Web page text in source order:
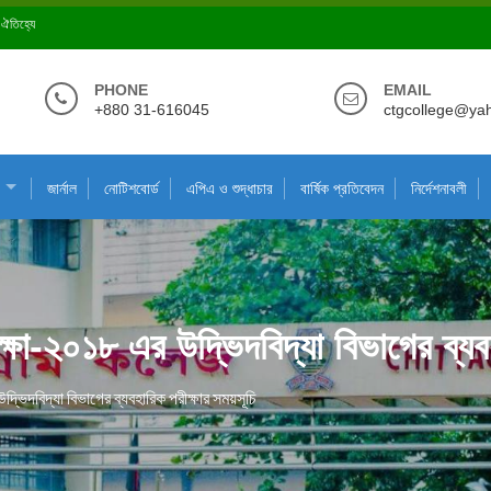
ঐতিহ্যে
PHONE
+880 31-616045
EMAIL
জার্নাল নোটিশবোর্ড এপিএ ও শুদ্ধাচার বার্ষিক প্রতিবেদন নির্দেশনাবলী
২০১৮ এর উদ্ভিদবিদ্যা বিভাগের
বিভাগের ব্যবহারিক পরীক্ষার সময়সূচি